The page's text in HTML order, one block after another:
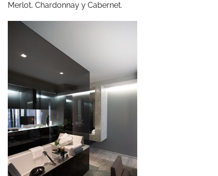
Merlot, Chardonnay y Cabernet.